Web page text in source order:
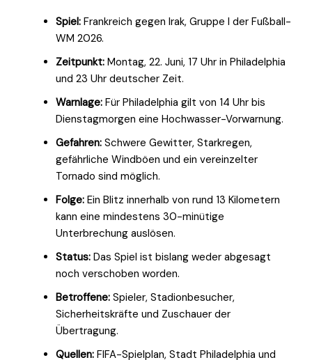
Spiel: Frankreich gegen Irak, Gruppe I der Fußball-
WM 2026.
Zeitpunkt: Montag, 22. Juni, 17 Uhr in Philadelphia
und 23 Uhr deutscher Zeit.
Warnlage: Für Philadelphia gilt von 14 Uhr bis
Dienstagmorgen eine Hochwasser-Vorwarnung.
Gefahren: Schwere Gewitter, Starkregen,
gefährliche Windböen und ein vereinzelter
Tornado sind möglich.
Folge: Ein Blitz innerhalb von rund 13 Kilometern
kann eine mindestens 30-minütige
Unterbrechung auslösen.
Status: Das Spiel ist bislang weder abgesagt
noch verschoben worden.
Betroffene: Spieler, Stadionbesucher,
Sicherheitskräfte und Zuschauer der
Übertragung.
Quellen: FIFA-Spielplan, Stadt Philadelphia und